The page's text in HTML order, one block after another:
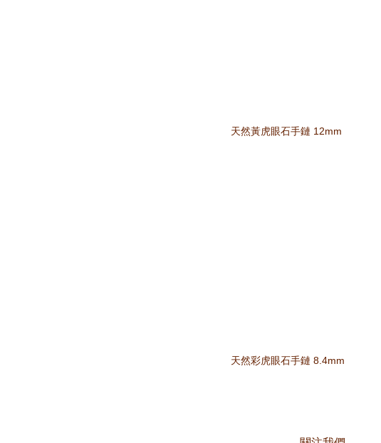
天然黃虎眼石手鏈 12mm
天然彩虎眼石手鏈 8.4mm